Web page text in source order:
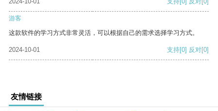
游客
这款软件的学习方式非常灵活，可以根据自己的需求选择学习方式。
2024-10-01 支持[0] 反对[0]
友情链接